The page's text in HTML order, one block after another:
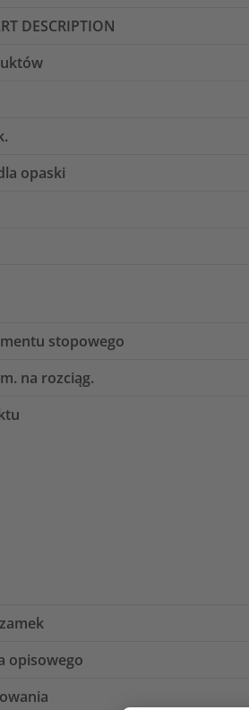
DESCRIPTION
opaski
stopowego
na rozciąg.
opisowego